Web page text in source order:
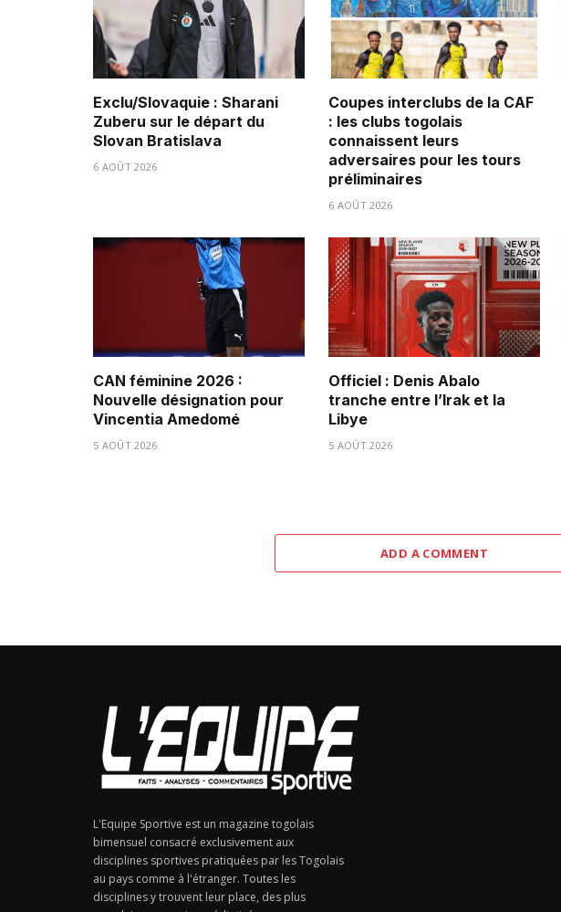
Exclu/Slovaquie : Sharani
Zuberu sur le départ du
Slovan Bratislava
6 AOÛT 2026
Coupes interclubs de la CAF
: les clubs togolais
connaissent leurs
adversaires pour les tours
préliminaires
6 AOÛT 2026
CAN féminine 2026 :
Nouvelle désignation pour
Vincentia Amedomé
5 AOÛT 2026
Officiel : Denis Abalo
tranche entre l’Irak et la
Libye
5 AOÛT 2026
ADD A COMMENT
L'Equipe Sportive est un magazine togolais
bimensuel consacré exclusivement aux
disciplines sportives pratiquées par les Togolais
au pays comme à l'étranger. Toutes les
disciplines y trouvent leur place, des plus